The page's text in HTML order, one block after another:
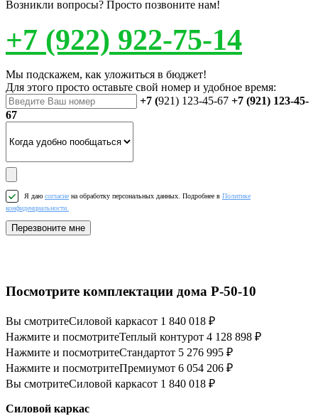
Возникли вопросы? Просто позвоните нам!
+7 (922) 922-75-14
Мы подскажем, как уложиться в бюджет!
Для этого просто оставьте свой номер и удобное время:
+7 (921) 123-45-67 +7 (921) 123-45-
67
Я даю согласие на обработку персональных данных. Подробнее в Политике
конфиденциальности.
Перезвоните мне
Посмотрите комплектации дома P-50-10
Вы смотритеСиловой каркасот 1 840 018 ₽
Нажмите и посмотритеТеплый контурот 4 128 898 ₽
Нажмите и посмотритеСтандартот 5 276 995 ₽
Нажмите и посмотритеПремиумот 6 054 206 ₽
Вы смотритеСиловой каркасот 1 840 018 ₽
Силовой каркас